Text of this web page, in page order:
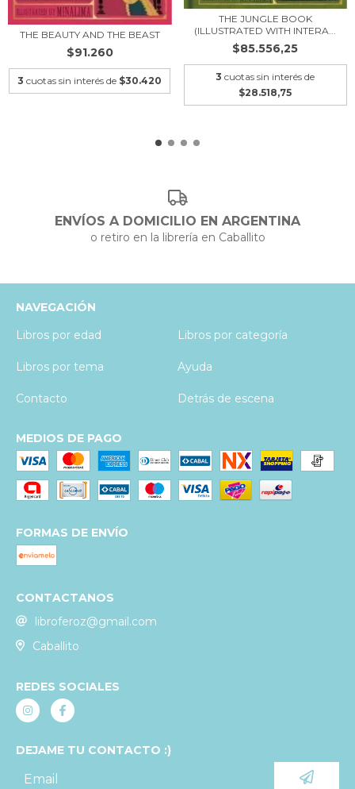
THE BEAUTY AND THE BEAST
$91.260
3 cuotas sin interés de $30.420
THE JUNGLE BOOK
(ILLUSTRATED WITH INTERA...
$85.556,25
3 cuotas sin interés de
$28.518,75
ENVÍOS A DOMICILIO EN ARGENTINA
o retiro en la librería en Caballito
NAVEGACIÓN
Libros por edad
Libros por categoría
Libros por tema Ayuda
Contacto Detrás de escena
MEDIOS DE PAGO
FORMAS DE ENVÍO
CONTACTANOS
libroferoz@gmail.com
Caballito
REDES SOCIALES
DEJAME TU CONTACTO :)